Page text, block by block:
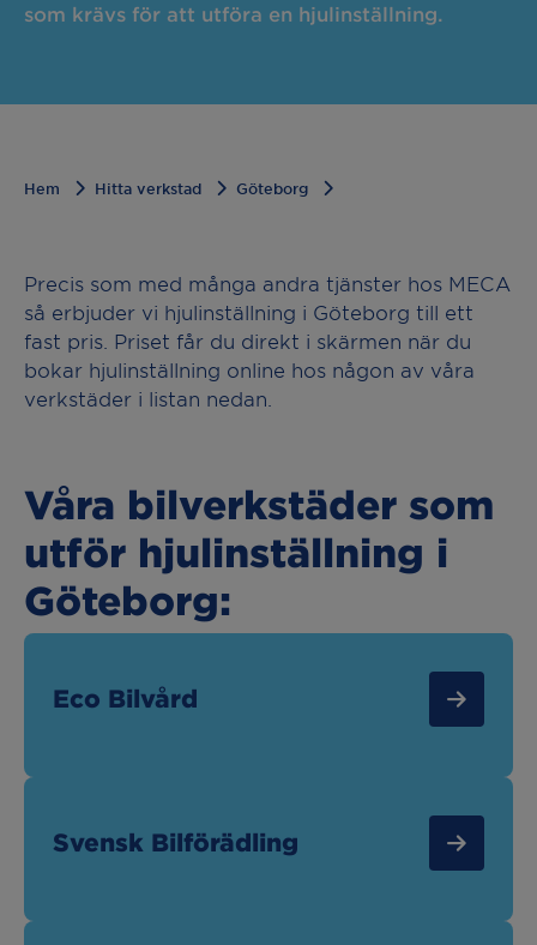
som krävs för att utföra en hjulinställning.
Hem Hitta verkstad Göteborg
Precis som med många andra tjänster hos MECA
så erbjuder vi hjulinställning i Göteborg till ett
fast pris. Priset får du direkt i skärmen när du
bokar hjulinställning online hos någon av våra
verkstäder i listan nedan.
Våra bilverkstäder som
utför hjulinställning i
Göteborg:
Eco Bilvård
Svensk Bilförädling